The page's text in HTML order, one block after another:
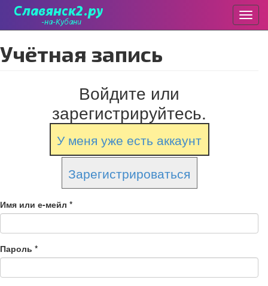
к
основному
Учётная запись
Войдите или
зарегистрируйтесь.
У меня уже есть аккаунт
Зарегистрироваться
Имя или е-мейл *
Пароль *